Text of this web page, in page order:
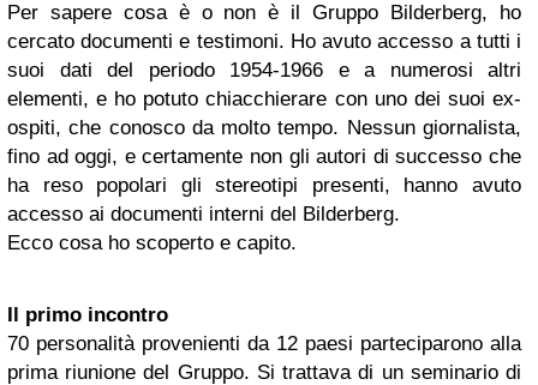
Per sapere cosa è o non è il Gruppo Bilderberg, ho
cercato documenti e testimoni. Ho avuto accesso a tutti i
suoi dati del periodo 1954-1966 e a numerosi altri
elementi, e ho potuto chiacchierare con uno dei suoi ex-
ospiti, che conosco da molto tempo. Nessun giornalista,
fino ad oggi, e certamente non gli autori di successo che
ha reso popolari gli stereotipi presenti, hanno avuto
accesso ai documenti interni del Bilderberg.
Ecco cosa ho scoperto e capito.
Il primo incontro
70 personalità provenienti da 12 paesi parteciparono alla
prima riunione del Gruppo. Si trattava di un seminario di